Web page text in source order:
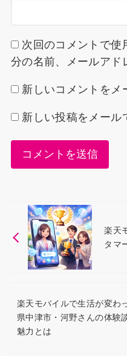
次回のコメントで使
分の名前、メールアド
新しいコメントをメ
新しい投稿をメール
楽天
タマ
楽天モバイルで生活が変わ
県中津市・河野さんの体験
魅力とは